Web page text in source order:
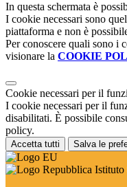
In questa schermata è
I cookie necessari sono
piattaforma e non è
Per conoscere quali sono i
visionare la COOKIE
Cookie necessari per il
I cookie necessari per il
disabilitati. È possibile
policy.
Accetta tutti Salva le
Istituto